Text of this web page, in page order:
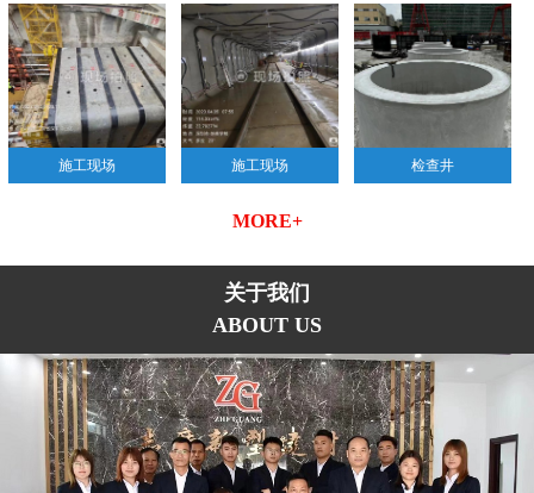
施工现场 施工现场 检查井
MORE+
关于我们
ABOUT US